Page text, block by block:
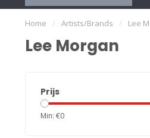
Home / Artists/Brands / Lee
Lee Morgan
Prijs
Min: €0